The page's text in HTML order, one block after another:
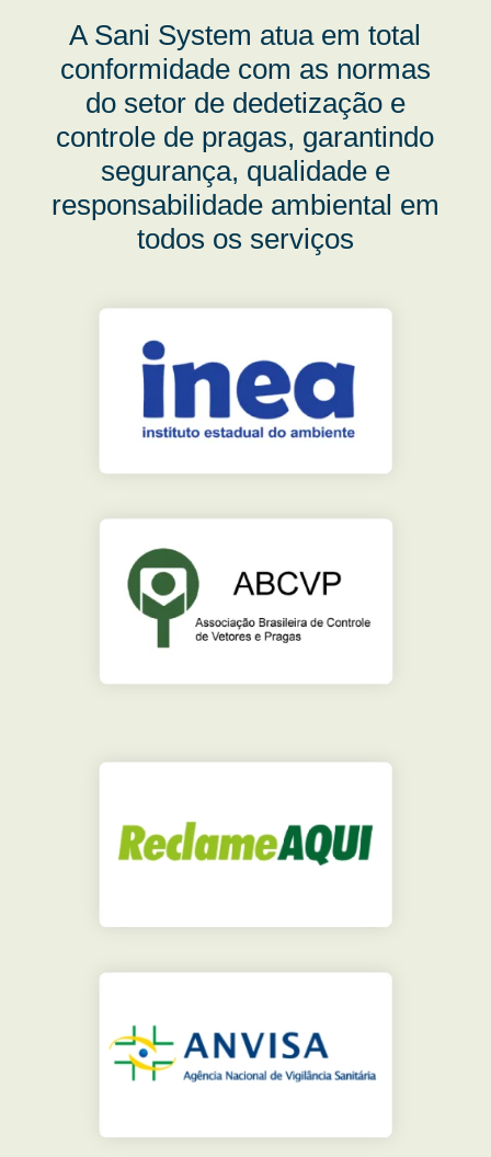
A Sani System atua em total
conformidade com as normas
do setor de dedetização e
controle de pragas, garantindo
segurança, qualidade e
responsabilidade ambiental em
todos os serviços